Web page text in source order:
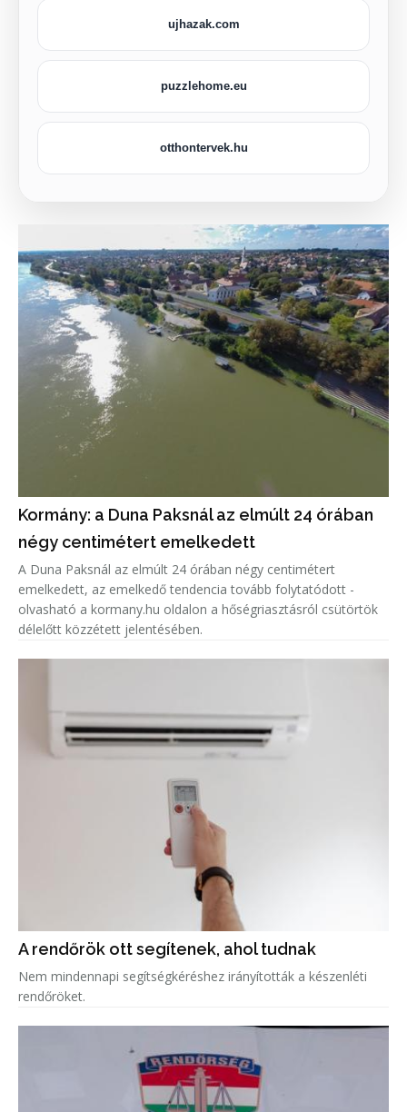
ujhazak.com
puzzlehome.eu
otthontervek.hu
Kormány: a Duna Paksnál az elmúlt 24 órában
négy centimétert emelkedett
A Duna Paksnál az elmúlt 24 órában négy centimétert
emelkedett, az emelkedő tendencia tovább folytatódott -
olvasható a kormany.hu oldalon a hőségriasztásról csütörtök
délelőtt közzétett jelentésében.
A rendőrök ott segítenek, ahol tudnak
Nem mindennapi segítségkéréshez irányították a készenléti
rendőröket.